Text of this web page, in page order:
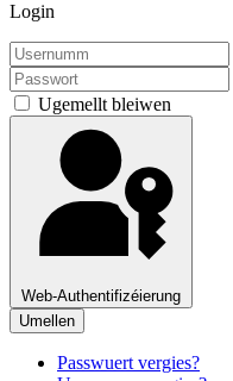
Login
Ugemellt bleiwen
Web-Authentifizéierung
Umellen
Passwuert vergies?